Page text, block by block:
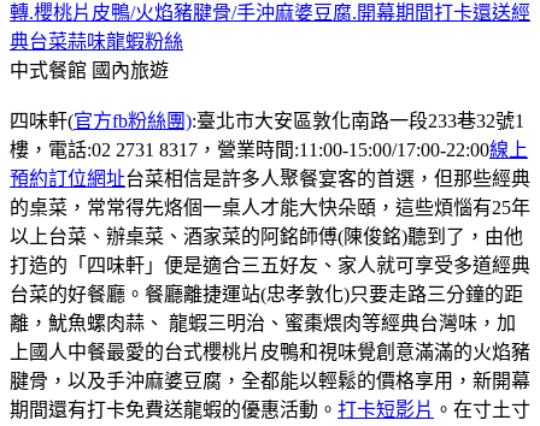
轉.櫻桃片皮鴨/火焰豬腱骨/手沖麻婆豆腐.開幕期間打卡還送經
典台菜蒜味龍蝦粉絲
中式餐館 國內旅遊
四味軒(官方fb粉絲團):臺北市大安區敦化南路一段233巷32號1
樓，電話:02 2731 8317，營業時間:11:00-15:00/17:00-22:00線上
預約訂位網址台菜相信是許多人聚餐宴客的首選，但那些經典
的桌菜，常常得先烙個一桌人才能大快朵頤，這些煩惱有25年
以上台菜、辦桌菜、酒家菜的阿銘師傅(陳俊銘)聽到了，由他
打造的「四味軒」便是適合三五好友、家人就可享受多道經典
台菜的好餐廳。餐廳離捷運站(忠孝敦化)只要走路三分鐘的距
離，魷魚螺肉蒜、 龍蝦三明治、蜜棗煨肉等經典台灣味，加
上國人中餐最愛的台式櫻桃片皮鴨和視味覺創意滿滿的火焰豬
腱骨，以及手沖麻婆豆腐，全都能以輕鬆的價格享用，新開幕
期間還有打卡免費送龍蝦的優惠活動。 打卡短影片 。在寸土寸